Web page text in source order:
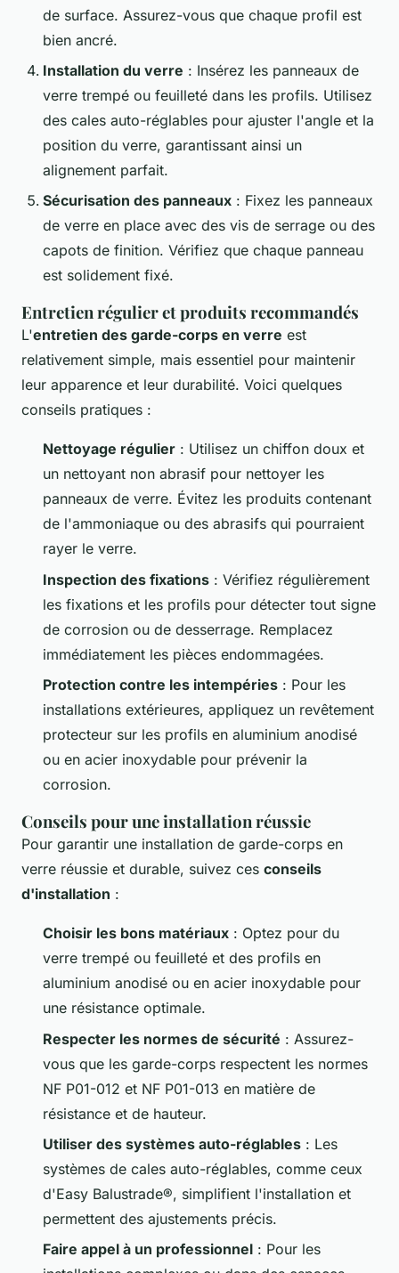
de surface. Assurez-vous que chaque profil est
bien ancré.
Installation du verre : Insérez les panneaux de
verre trempé ou feuilleté dans les profils. Utilisez
des cales auto-réglables pour ajuster l'angle et la
position du verre, garantissant ainsi un
alignement parfait.
Sécurisation des panneaux : Fixez les panneaux
de verre en place avec des vis de serrage ou des
capots de finition. Vérifiez que chaque panneau
est solidement fixé.
Entretien régulier et produits recommandés
L'entretien des garde-corps en verre est
relativement simple, mais essentiel pour maintenir
leur apparence et leur durabilité. Voici quelques
conseils pratiques :
Nettoyage régulier : Utilisez un chiffon doux et
un nettoyant non abrasif pour nettoyer les
panneaux de verre. Évitez les produits contenant
de l'ammoniaque ou des abrasifs qui pourraient
rayer le verre.
Inspection des fixations : Vérifiez régulièrement
les fixations et les profils pour détecter tout signe
de corrosion ou de desserrage. Remplacez
immédiatement les pièces endommagées.
Protection contre les intempéries : Pour les
installations extérieures, appliquez un revêtement
protecteur sur les profils en aluminium anodisé
ou en acier inoxydable pour prévenir la
corrosion.
Conseils pour une installation réussie
Pour garantir une installation de garde-corps en
verre réussie et durable, suivez ces conseils
d'installation :
Choisir les bons matériaux : Optez pour du
verre trempé ou feuilleté et des profils en
aluminium anodisé ou en acier inoxydable pour
une résistance optimale.
Respecter les normes de sécurité : Assurez-
vous que les garde-corps respectent les normes
NF P01-012 et NF P01-013 en matière de
résistance et de hauteur.
Utiliser des systèmes auto-réglables : Les
systèmes de cales auto-réglables, comme ceux
d'Easy Balustrade®, simplifient l'installation et
permettent des ajustements précis.
Faire appel à un professionnel : Pour les